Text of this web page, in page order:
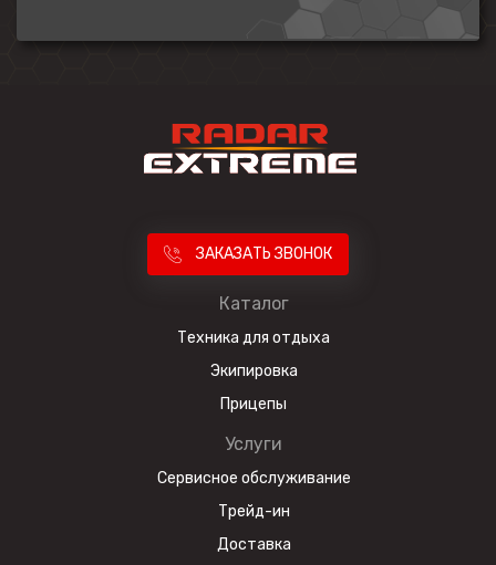
ЗАКАЗАТЬ ЗВОНОК
Каталог
Техника для отдыха
Экипировка
Прицепы
Услуги
Сервисное обслуживание
Трейд-ин
Доставка